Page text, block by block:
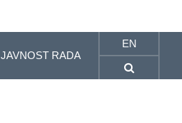
JAVNOST RADA
EN